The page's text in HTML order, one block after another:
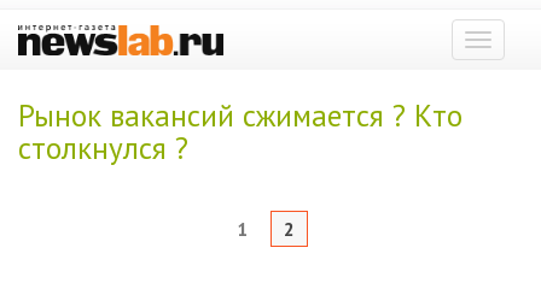
Показать
меню
Рынок вакансий сжимается ? Кто
столкнулся ?
1 2